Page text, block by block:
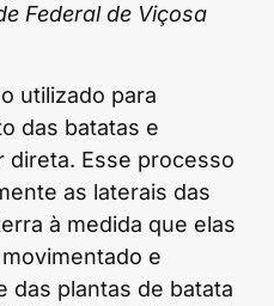
Federal de Viçosa
utilizado para
das batatas e
direta. Esse processo
as laterais das
à medida que elas
e
das plantas de batata